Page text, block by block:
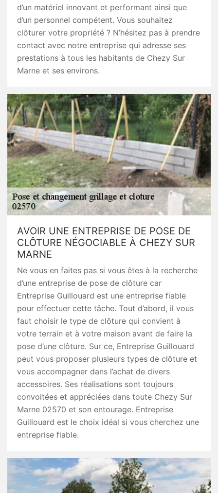
d’un matériel innovant et performant ainsi que
d’un personnel compétent. Vous souhaitez
clôturer votre propriété ? N’hésitez pas à prendre
contact avec notre entreprise qui adresse ses
prestations à tous les habitants de Chezy Sur
Marne et ses environs.
AVOIR UNE ENTREPRISE DE POSE DE
CLÔTURE NÉGOCIABLE À CHEZY SUR
MARNE
Ne vous en faites pas si vous êtes à la recherche
d’une entreprise de pose de clôture car
Entreprise Guillouard est une entreprise fiable
pour effectuer cette tâche. Tout d’abord, il vous
faut choisir le type de clôture qui convient à
votre terrain et à votre maison avant de faire la
pose d’une clôture. Sur ce, Entreprise Guillouard
peut vous proposer plusieurs types de clôture et
vous accompagner dans l’achat de divers
accessoires. Ses réalisations sont toujours
convoitées et appréciées dans toute Chezy Sur
Marne 02570 et son entourage. Entreprise
Guillouard est le choix idéal si vous cherchez une
entreprise fiable.